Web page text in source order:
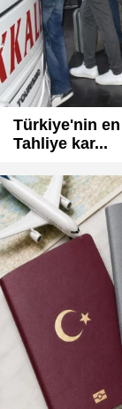
Türkiye'nin
Tahliye kar...